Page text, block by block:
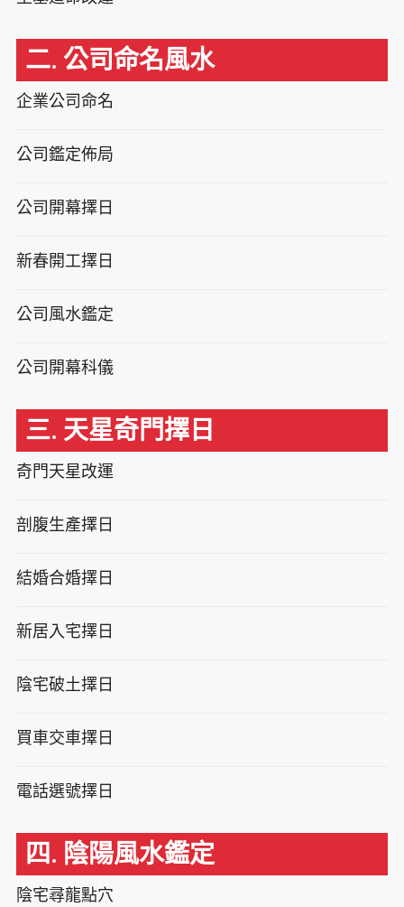
二. 公司命名風水
企業公司命名
公司鑑定佈局
公司開幕擇日
新春開工擇日
公司風水鑑定
公司開幕科儀
三. 天星奇門擇日
奇門天星改運
剖腹生產擇日
結婚合婚擇日
新居入宅擇日
陰宅破土擇日
買車交車擇日
電話選號擇日
四. 陰陽風水鑑定
陰宅尋龍點穴